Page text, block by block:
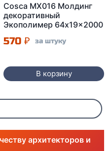
Cosca MX016 Молдинг
декоративный
Экополимер 64x19x2000
570 ₽ за штуку
В корзину
архитекторов и